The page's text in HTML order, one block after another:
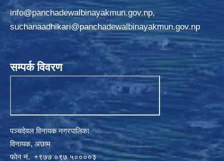
info@panchadewalbinayakmun.gov.np,
suchanaadhikari@panchadewalbinayakmun.gov.np
सम्पर्क विवरण
पञ्चदेवल विनायक नगरपालिका
विनायक, अछाम
फाेन नं‍‍‍‍. ‌+९७७ ०९७ ५००००३